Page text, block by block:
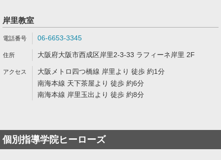
岸里教室
06-6653-3345
大阪府大阪市西成区岸里2-3-33 ラフィーネ岸里 2F
大阪メトロ四つ橋線 岸里より 徒歩 約1分
南海本線 天下茶屋より 徒歩 約6分
南海本線 岸里玉出より 徒歩 約8分
個別指導学院ヒーローズ